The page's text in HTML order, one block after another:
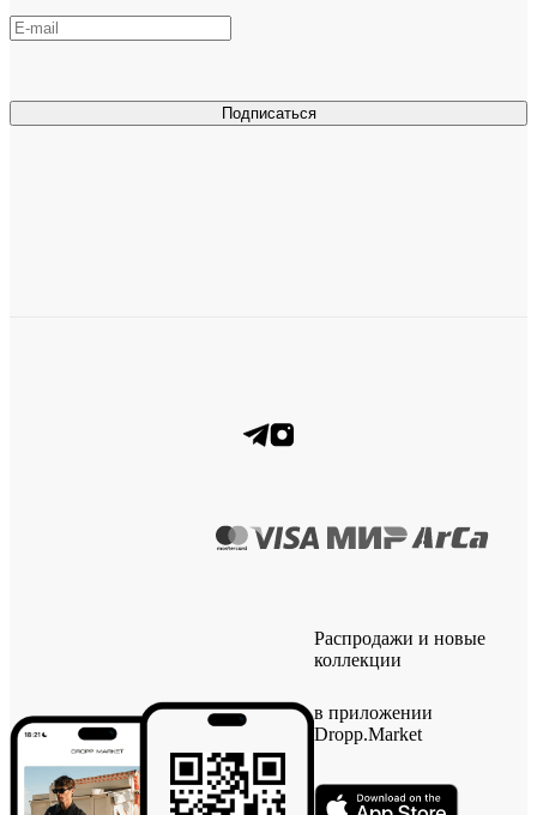
Подписаться
Распродажи и новые
коллекции
в приложении
Dropp.Market